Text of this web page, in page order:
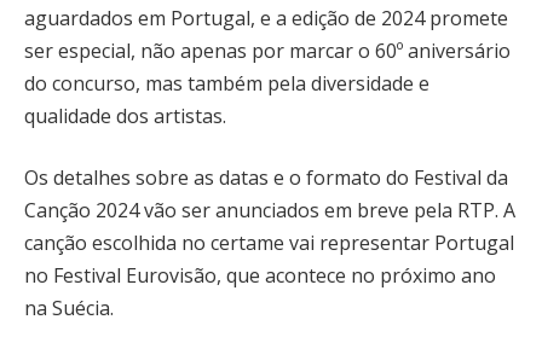
aguardados em Portugal, e a edição de 2024 promete
ser especial, não apenas por marcar o 60º aniversário
do concurso, mas também pela diversidade e
qualidade dos artistas.
Os detalhes sobre as datas e o formato do Festival da
Canção 2024 vão ser anunciados em breve pela RTP. A
canção escolhida no certame vai representar Portugal
no Festival Eurovisão, que acontece no próximo ano
na Suécia.